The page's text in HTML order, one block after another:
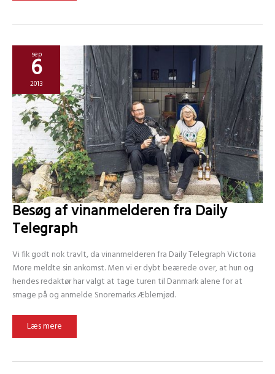
Ugebladet
sep
6
2013
Besøg af vinanmelderen fra Daily
Telegraph
Vi fik godt nok travlt, da vinanmelderen fra Daily Telegraph Victoria
More meldte sin ankomst. Men vi er dybt beærede over, at hun og
hendes redaktør har valgt at tage turen til Danmark alene for at
smage på og anmelde Snoremarks Æblemjød.
Besøg
vinanmelderen
Telegraph
Læs mere